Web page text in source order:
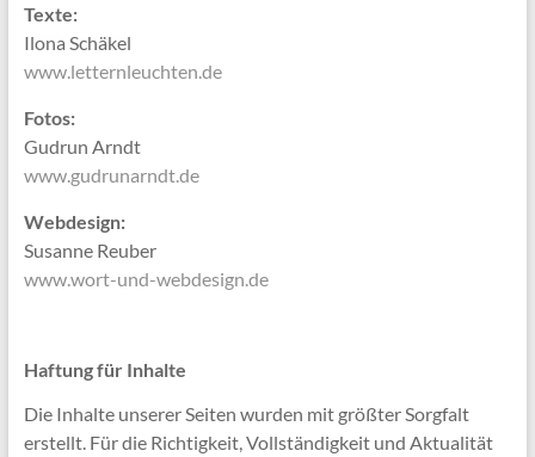
Texte:
Ilona Schäkel
www.letternleuchten.de
Fotos:
Gudrun Arndt
www.gudrunarndt.de
Webdesign:
Susanne Reuber
www.wort-und-webdesign.de
Haftung für Inhalte
Die Inhalte unserer Seiten wurden mit größter Sorgfalt
erstellt. Für die Richtigkeit, Vollständigkeit und Aktualität